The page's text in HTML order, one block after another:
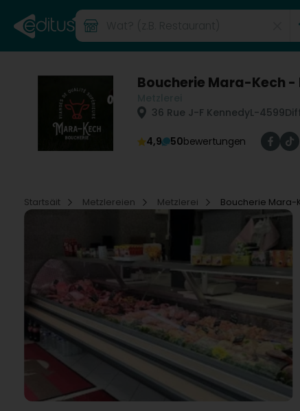
Boucherie Mara-Kech
36 Rue J-F KennedyL-4599
4,9 50bewertungen
Startsäit
Metzlereien Metzlerei Boucherie Mara-